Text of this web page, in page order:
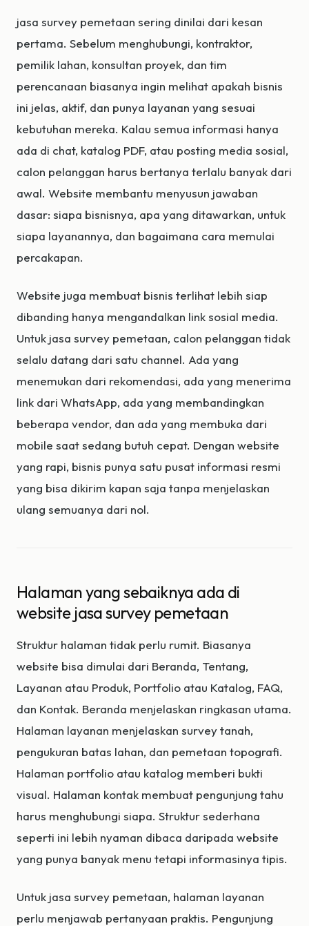
jasa survey pemetaan sering dinilai dari kesan
pertama. Sebelum menghubungi, kontraktor,
pemilik lahan, konsultan proyek, dan tim
perencanaan biasanya ingin melihat apakah bisnis
ini jelas, aktif, dan punya layanan yang sesuai
kebutuhan mereka. Kalau semua informasi hanya
ada di chat, katalog PDF, atau posting media sosial,
calon pelanggan harus bertanya terlalu banyak dari
awal. Website membantu menyusun jawaban
dasar: siapa bisnisnya, apa yang ditawarkan, untuk
siapa layanannya, dan bagaimana cara memulai
percakapan.
Website juga membuat bisnis terlihat lebih siap
dibanding hanya mengandalkan link sosial media.
Untuk jasa survey pemetaan, calon pelanggan tidak
selalu datang dari satu channel. Ada yang
menemukan dari rekomendasi, ada yang menerima
link dari WhatsApp, ada yang membandingkan
beberapa vendor, dan ada yang membuka dari
mobile saat sedang butuh cepat. Dengan website
yang rapi, bisnis punya satu pusat informasi resmi
yang bisa dikirim kapan saja tanpa menjelaskan
ulang semuanya dari nol.
Halaman yang sebaiknya ada di
website jasa survey pemetaan
Struktur halaman tidak perlu rumit. Biasanya
website bisa dimulai dari Beranda, Tentang,
Layanan atau Produk, Portfolio atau Katalog, FAQ,
dan Kontak. Beranda menjelaskan ringkasan utama.
Halaman layanan menjelaskan survey tanah,
pengukuran batas lahan, dan pemetaan topografi.
Halaman portfolio atau katalog memberi bukti
visual. Halaman kontak membuat pengunjung tahu
harus menghubungi siapa. Struktur sederhana
seperti ini lebih nyaman dibaca daripada website
yang punya banyak menu tetapi informasinya tipis.
Untuk jasa survey pemetaan, halaman layanan
perlu menjawab pertanyaan praktis. Pengunjung